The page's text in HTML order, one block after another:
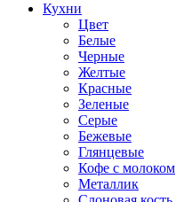
Кухни
Цвет
Белые
Черные
Желтые
Красные
Зеленые
Серые
Бежевые
Глянцевые
Кофе с молоком
Металлик